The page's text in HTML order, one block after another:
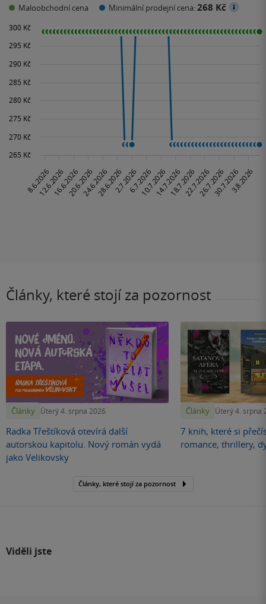
Maloobchodní cena Minimální prodejní cena:268 Kč
Články, které stojí za pozornost
Články Úterý 4. srpna 2026
Radka Třeštíková otevírá další
autorskou kapitolu. Nový román vydá
jako Velikovsky
Články Úterý 4. srpna
7 knih, které si
romance, thrillery,
Články, které stojí za pozornost
Viděli jste